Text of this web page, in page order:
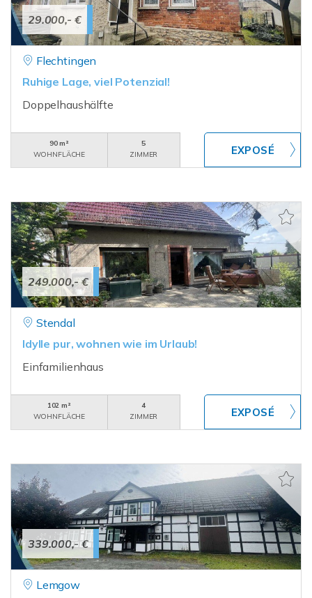
29.000,- €
Flechtingen
Ruhige Lage, viel Potenzial!
Doppelhaushälfte
90 m²
WOHNFLÄCHE
5
ZIMMER
249.000,- €
Stendal
Idylle pur, wohnen wie im Urlaub!
Einfamilienhaus
102 m²
WOHNFLÄCHE
4
ZIMMER
339.000,- €
Lemgow